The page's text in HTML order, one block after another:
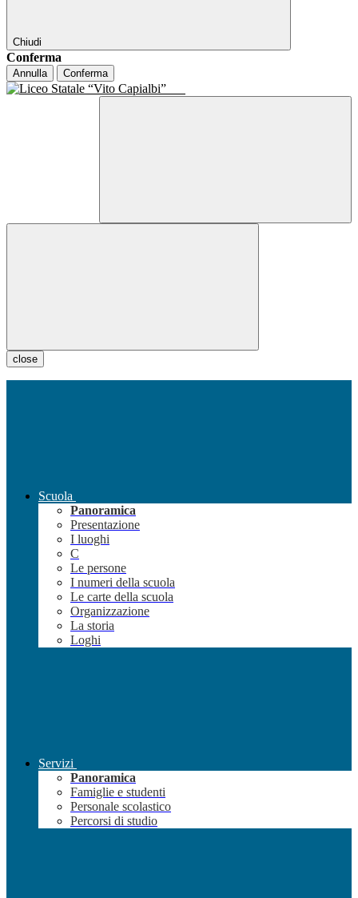
Chiudi
Conferma
Annulla Conferma
close
Scuola
Panoramica
Presentazione
I luoghi
C
Le persone
I numeri della scuola
Le carte della scuola
Organizzazione
La storia
Loghi
Servizi
Panoramica
Famiglie e studenti
Personale scolastico
Percorsi di studio